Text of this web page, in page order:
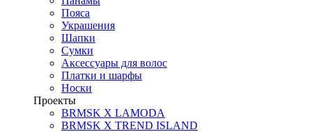
Пояса
Украшения
Шапки
Сумки
Аксессуары для волос
Платки и шарфы
Носки
Проекты
BRMSK X LAMODA
BRMSK X TREND ISLAND